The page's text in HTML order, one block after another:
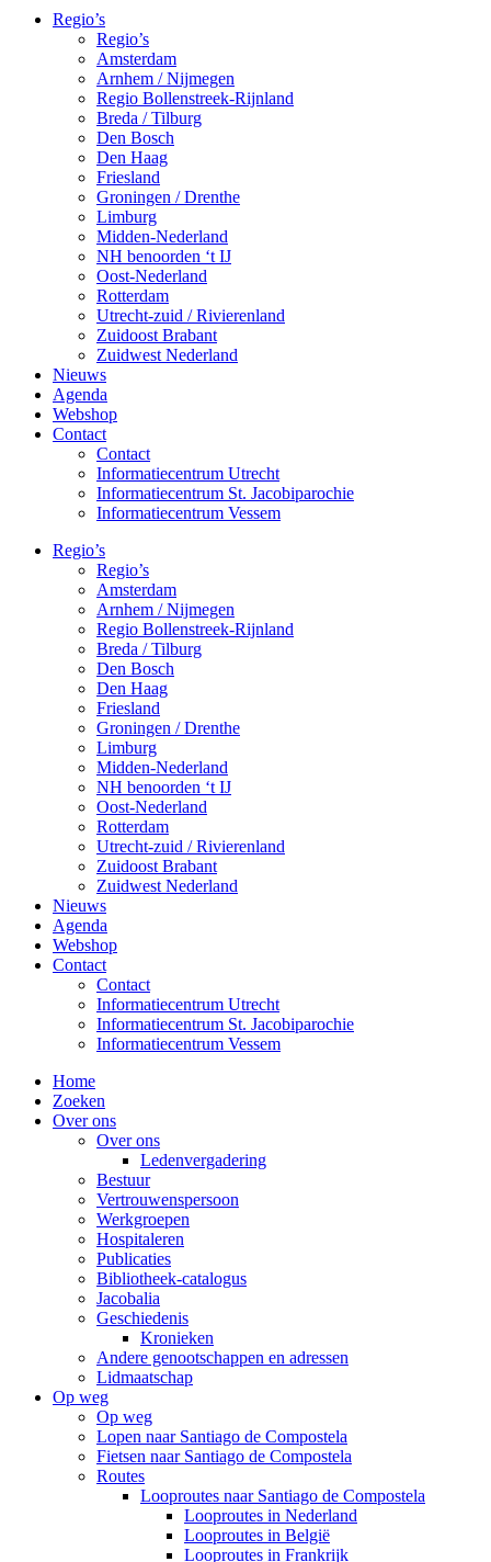
Regio’s
Regio’s
Amsterdam
Arnhem / Nijmegen
Regio Bollenstreek-Rijnland
Breda / Tilburg
Den Bosch
Den Haag
Friesland
Groningen / Drenthe
Limburg
Midden-Nederland
NH benoorden ‘t IJ
Oost-Nederland
Rotterdam
Utrecht-zuid / Rivierenland
Zuidoost Brabant
Zuidwest Nederland
Nieuws
Agenda
Webshop
Contact
Contact
Informatiecentrum Utrecht
Informatiecentrum St. Jacobiparochie
Informatiecentrum Vessem
Regio’s
Regio’s
Amsterdam
Arnhem / Nijmegen
Regio Bollenstreek-Rijnland
Breda / Tilburg
Den Bosch
Den Haag
Friesland
Groningen / Drenthe
Limburg
Midden-Nederland
NH benoorden ‘t IJ
Oost-Nederland
Rotterdam
Utrecht-zuid / Rivierenland
Zuidoost Brabant
Zuidwest Nederland
Nieuws
Agenda
Webshop
Contact
Contact
Informatiecentrum Utrecht
Informatiecentrum St. Jacobiparochie
Informatiecentrum Vessem
Home
Zoeken
Over ons
Over ons
Ledenvergadering
Bestuur
Vertrouwenspersoon
Werkgroepen
Hospitaleren
Publicaties
Bibliotheek-catalogus
Jacobalia
Geschiedenis
Kronieken
Andere genootschappen en adressen
Lidmaatschap
Op weg
Op weg
Lopen naar Santiago de Compostela
Fietsen naar Santiago de Compostela
Routes
Looproutes naar Santiago de Compostela
Looproutes in Nederland
Looproutes in België
Looproutes in Frankrijk